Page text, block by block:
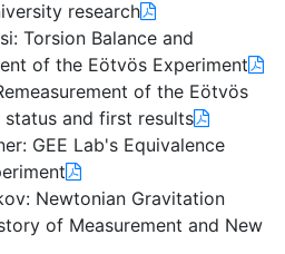
research
Torsion Balance and
of the Eötvös Experiment
of the Eötvös
and first results
GEE Lab's Equivalence
Newtonian Gravitation
of Measurement and New